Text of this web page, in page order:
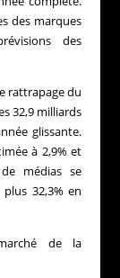
des marques
des
rattrapage du
32,9 milliards
glissante.
à 2,9% et
médias se
32,3% en